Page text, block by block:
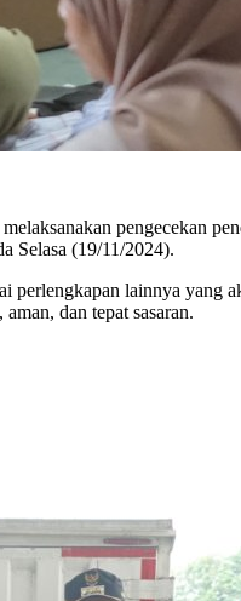
pengecekan
Selasa (19/11/2024).
lainnya yang
dan tepat sasaran.